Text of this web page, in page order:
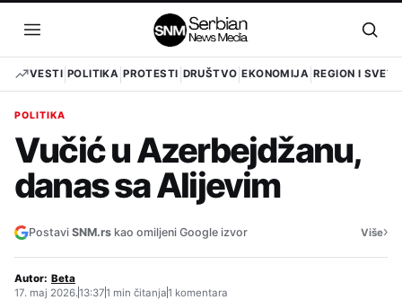
sadržaj
Otvori
meni
VESTI POLITIKA PROTESTI DRUŠTVO EKONOMIJA REGION I SVET
POLITIKA
Vučić u Azerbejdžanu,
danas sa Alijevim
Postavi SNM.rs kao omiljeni Google izvor Više›
Autor: Beta
17. maj 2026.13:371 min čitanja1 komentara